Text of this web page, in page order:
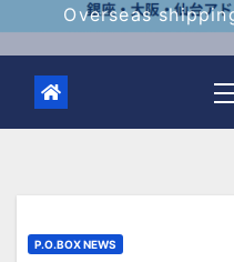
Overseas
P.O.BOX NEWS